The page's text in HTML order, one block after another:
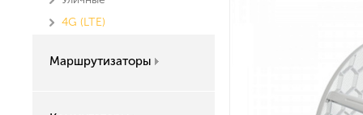
4G (LTE)
Маршрутизаторы